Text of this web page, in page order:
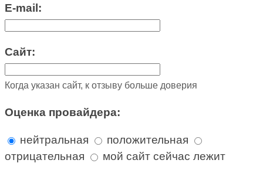
E-mail:
Сайт:
Когда указан сайт, к отзыву больше доверия
Оценка провайдера:
нейтральная
положительная
отрицательная
мой сайт сейчас лежит